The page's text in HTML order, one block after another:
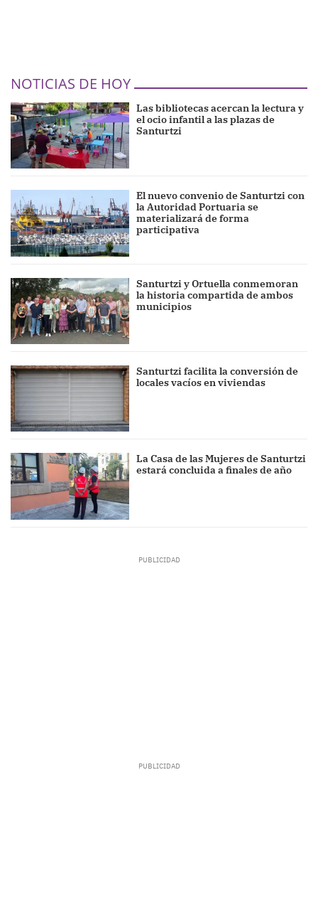
NOTICIAS DE HOY
Las bibliotecas acercan la lectura y
el ocio infantil a las plazas de
Santurtzi
El nuevo convenio de Santurtzi con
la Autoridad Portuaria se
materializará de forma
participativa
Santurtzi y Ortuella conmemoran
la historia compartida de ambos
municipios
Santurtzi facilita la conversión de
locales vacíos en viviendas
La Casa de las Mujeres de Santurtzi
estará concluida a finales de año